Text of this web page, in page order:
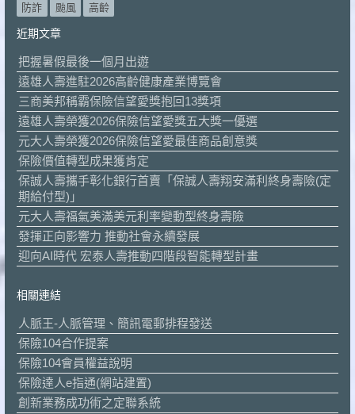
防詐
颱風 高齡
近期文章
把握暑假最後一個月出遊
遠雄人壽進駐2026高齡健康產業博覽會
三商美邦稱霸保險信望愛獎抱回13獎項
遠雄人壽榮獲2026保險信望愛獎五大獎一優選
元大人壽榮獲2026保險信望愛最佳商品創意獎
保險價值轉型成果獲肯定
保誠人壽攜手彰化銀行首賣「保誠人壽翔安滿利終身壽險(定
期給付型)」
元大人壽福氣美滿美元利率變動型終身壽險
發揮正向影響力 推動社會永續發展
迎向AI時代 宏泰人壽推動四階段智能轉型計畫
相關連結
人脈王-人脈管理、簡訊電郵排程發送
保險104合作提案
保險104會員權益說明
保險達人e指通(網站建置)
創新業務成功術之定聯系統